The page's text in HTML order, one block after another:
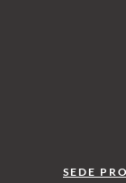
SEDE